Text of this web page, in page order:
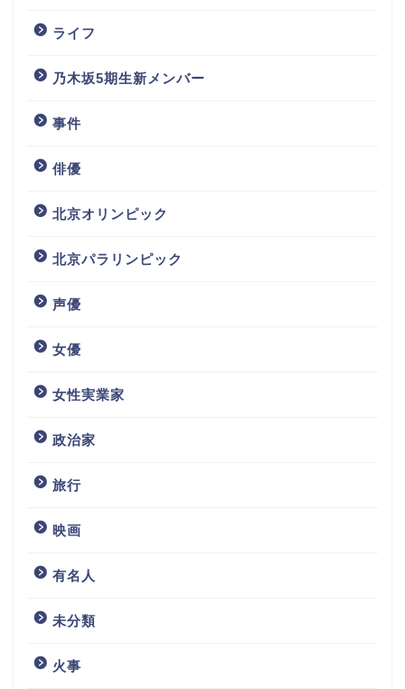
ライフ
乃木坂5期生新メンバー
事件
俳優
北京オリンピック
北京パラリンピック
声優
女優
女性実業家
政治家
旅行
映画
有名人
未分類
火事